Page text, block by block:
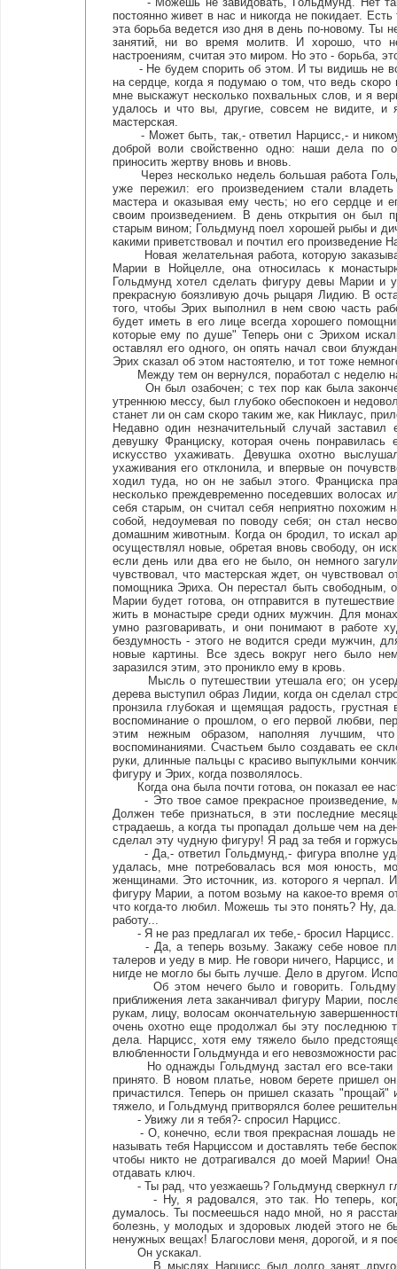
постоянно живет в нас и никогда не покидает.
эта борьба ведется изо дня в день по-новому.
занятий, ни во время молитв. И хорошо, что
настроениям, считая это миром. Но это - борьба,
- Не будем спорить об этом. И ты видишь не
на сердце, когда я подумаю о том, что ведь
мне выскажут несколько похвальных слов, и я
удалось и что вы, другие, совсем не видите, и
мастерская.
- Может быть, так,- ответил Нарцисс,- и
доброй воли свойственно одно: наши дела по
приносить жертву вновь и вновь.
Через несколько недель большая работа
уже пережил: его произведением стали
мастера и оказывая ему честь; но его сердце и
своим произведением. В день открытия он был
старым вином; Гольдмунд поел хорошей рыбы и
какими приветствовал и почтил его произведение
Новая желательная работа, которую
Марии в Нойцелле, она относилась к
Гольдмунд хотел сделать фигуру девы Марии и
прекрасную боязливую дочь рыцаря Лидию. В
того, чтобы Эрих выполнил в нем свою часть
будет иметь в его лице всегда хорошего
которые ему по душе" Теперь они с Эрихом
оставлял его одного, он опять начал свои
Эрих сказал об этом настоятелю, и тот тоже
Между тем он вернулся, поработал с неделю
Он был озабочен; с тех пор как была
утреннюю мессу, был глубоко обеспокоен и
станет ли он сам скоро таким же, как Никлаус,
Недавно один незначительный случай
девушку Франциску, которая очень
искусство ухаживать. Девушка охотно
ухаживания его отклонила, и впервые он
ходил туда, но он не забыл этого. Франциска
несколько преждевременно поседевших волосах
себя старым, он считал себя неприятно
собой, недоумевая по поводу себя; он стал
домашним животным. Когда он бродил, то искал
осуществлял новые, обретая вновь свободу, он
если день или два его не было, он немного
чувствовал, что мастерская ждет, он чувствовал
помощника Эриха. Он перестал быть
Марии будет готова, он отправится в
жить в монастыре среди одних мужчин. Для
умно разговаривать, и они понимают в работе
бездумность - этого не водится среди мужчин,
новые картины. Все здесь вокруг него было
заразился этим, это проникло ему в кровь.
Мысль о путешествии утешала его; он
дерева выступил образ Лидии, когда он сделал
пронзила глубокая и щемящая радость,
воспоминание о прошлом, о его первой любви,
этим нежным образом, наполняя лучшим,
воспоминаниями. Счастьем было создавать ее
руки, длинные пальцы с красиво выпуклыми
фигуру и Эрих, когда позволялось.
Когда она была почти готова, он показал ее
- Это твое самое прекрасное произведение,
Должен тебе признаться, в эти последние
страдаешь, а когда ты пропадал дольше чем на
сделал эту чудную фигуру! Я рад за тебя и
- Да,- ответил Гольдмунд,- фигура вполне
удалась, мне потребовалась вся моя юность,
женщинами. Это источник, из. которого я черпал.
фигуру Марии, а потом возьму на какое-то время
что когда-то любил. Можешь ты это понять? Ну,
работу...
- Я не раз предлагал их тебе,- бросил Нарцисс.
- Да, а теперь возьму. Закажу себе новое
талеров и уеду в мир. Не говори ничего, Нарцисс,
нигде не могло бы быть лучше. Дело в другом.
Об этом нечего было и говорить. Гольдмунд
приближения лета заканчивал фигуру Марии,
рукам, лицу, волосам окончательную
очень охотно еще продолжал бы эту последнюю
дела. Нарцисс, хотя ему тяжело было
влюбленности Гольдмунда и его невозможности
Но однажды Гольдмунд застал его все-таки
принято. В новом платье, новом берете пришел
причастился. Теперь он пришел сказать
тяжело, и Гольдмунд притворялся более
- Увижу ли я тебя?- спросил Нарцисс.
- О, конечно, если твоя прекрасная лошадь не
называть тебя Нарциссом и доставлять тебе
чтобы никто не дотрагивался до моей Марии!
отдавать ключ.
- Ты рад, что уезжаешь? Гольдмунд сверкнул
- Ну, я радовался, это так. Но теперь,
думалось. Ты посмеешься надо мной, но я
болезнь, у молодых и здоровых людей этого не
ненужных вещах! Благослови меня, дорогой, и я
Он ускакал.
В мыслях Нарцисс был долго занят другом,